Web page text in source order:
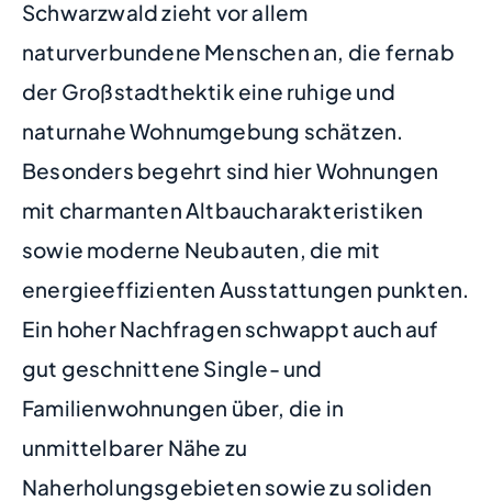
Schwarzwald zieht vor allem
naturverbundene Menschen an, die fernab
der Großstadthektik eine ruhige und
naturnahe Wohnumgebung schätzen.
Besonders begehrt sind hier Wohnungen
mit charmanten Altbaucharakteristiken
sowie moderne Neubauten, die mit
energieeffizienten Ausstattungen punkten.
Ein hoher Nachfragen schwappt auch auf
gut geschnittene Single- und
Familienwohnungen über, die in
unmittelbarer Nähe zu
Naherholungsgebieten sowie zu soliden